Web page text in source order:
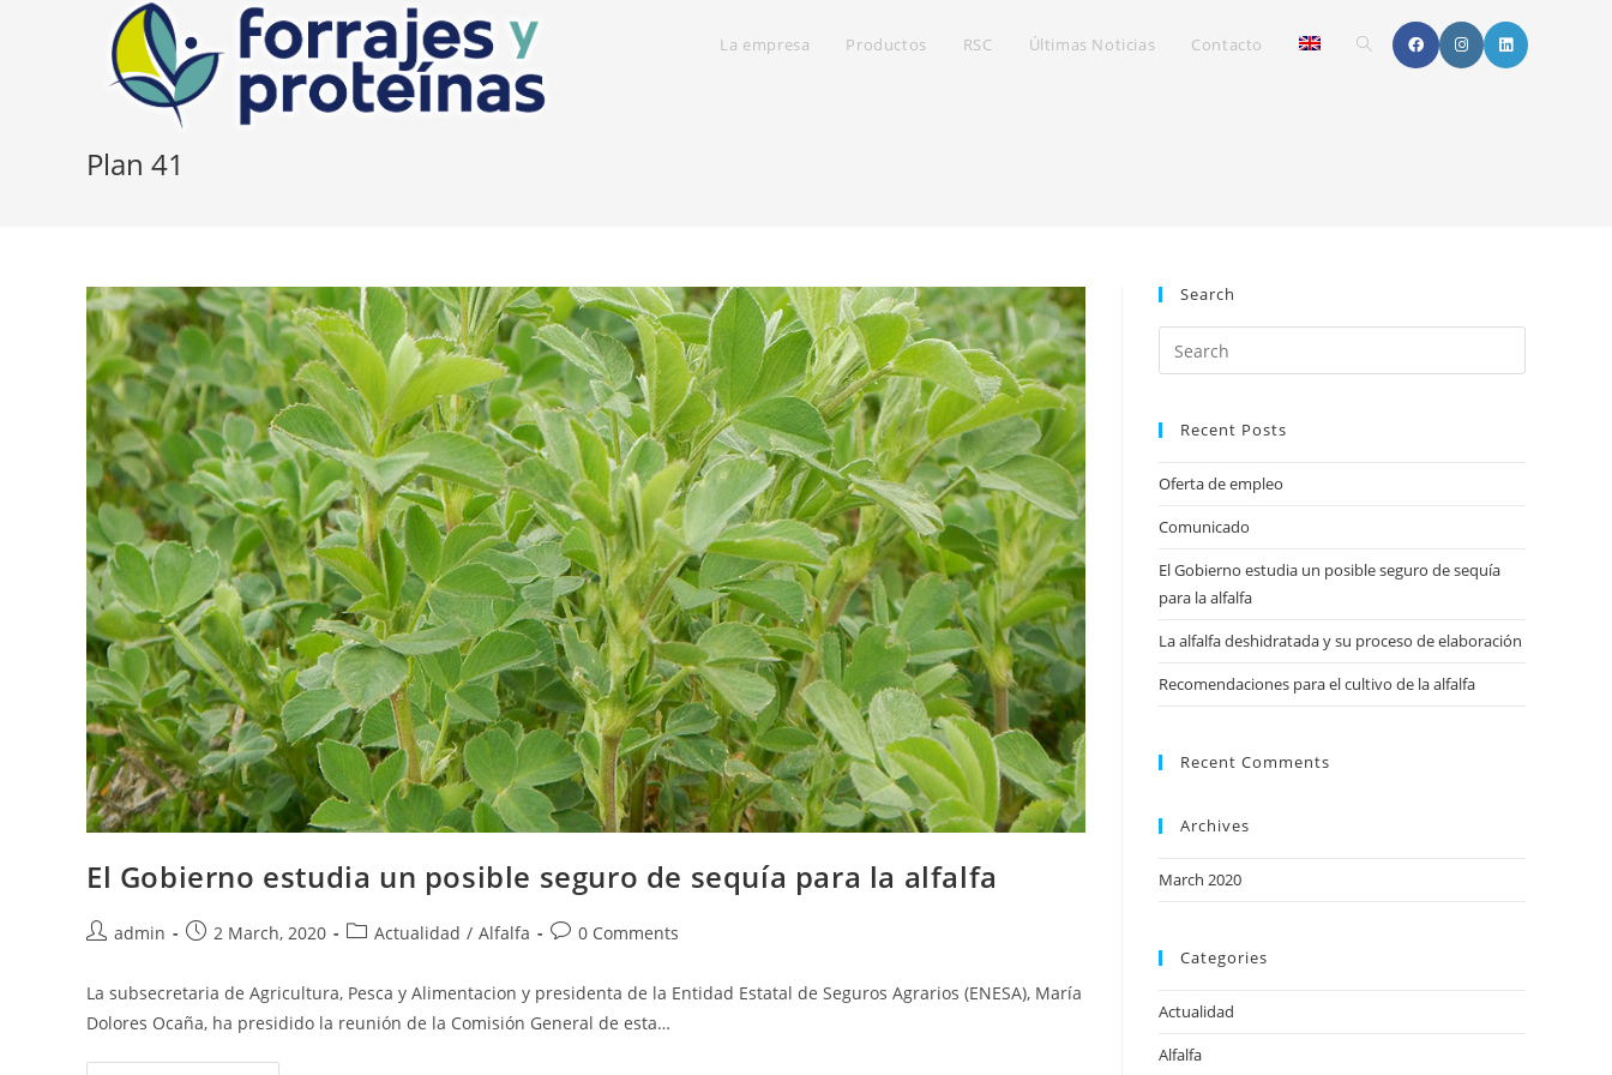
La empresa Productos RSC Últimas Noticias Contacto Toggle
Plan 41
El Gobierno estudia un posible seguro de sequía para la alfalfa
Postadmin
Post2 March, 2020
PostActualidad / Alfalfa
Post0 Comments
La subsecretaria de Agricultura, Pesca y Alimentacion y presidenta de la Entidad Estatal de Seguros Agrarios (ENESA), María
Dolores Ocaña, ha presidido la reunión de la Comisión General de esta…
Search
Recent Posts
Oferta de empleo
Comunicado
El Gobierno estudia un posible seguro de sequía
para la alfalfa
La alfalfa deshidratada y su proceso de elaboración
Recomendaciones para el cultivo de la alfalfa
Recent Comments
Archives
March 2020
Categories
Actualidad
Alfalfa